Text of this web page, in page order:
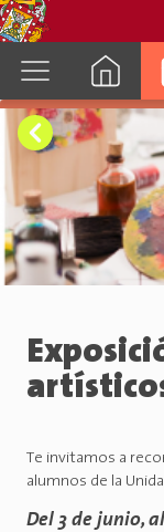
Te invitamos a
alumnos de la
Del 3 de junio,